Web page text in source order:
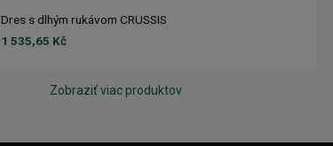
Dres s dlhým rukávom CRUSSIS
1 535,65 Kč
Zobraziť viac produktov